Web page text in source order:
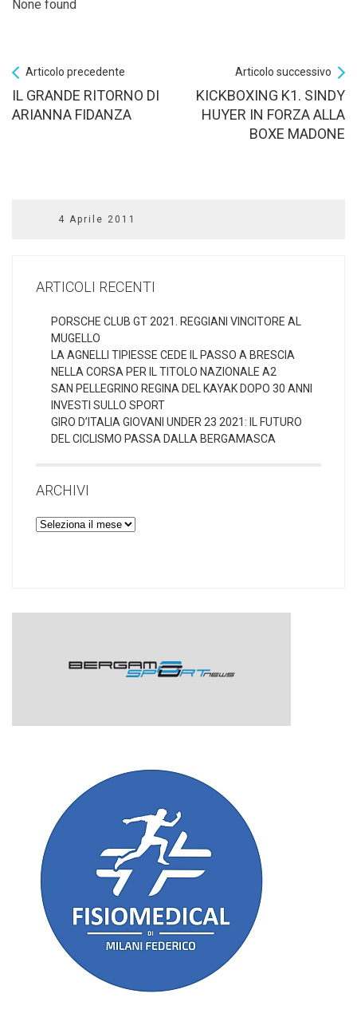
None found
Articolo precedente
IL GRANDE RITORNO DI
ARIANNA FIDANZA
Articolo successivo
KICKBOXING K1. SINDY
HUYER IN FORZA ALLA
BOXE MADONE
4 Aprile 2011
ARTICOLI RECENTI
PORSCHE CLUB GT 2021. REGGIANI VINCITORE AL
MUGELLO
LA AGNELLI TIPIESSE CEDE IL PASSO A BRESCIA
NELLA CORSA PER IL TITOLO NAZIONALE A2
SAN PELLEGRINO REGINA DEL KAYAK DOPO 30 ANNI
INVESTI SULLO SPORT
GIRO D’ITALIA GIOVANI UNDER 23 2021: IL FUTURO
DEL CICLISMO PASSA DALLA BERGAMASCA
ARCHIVI
Archivi